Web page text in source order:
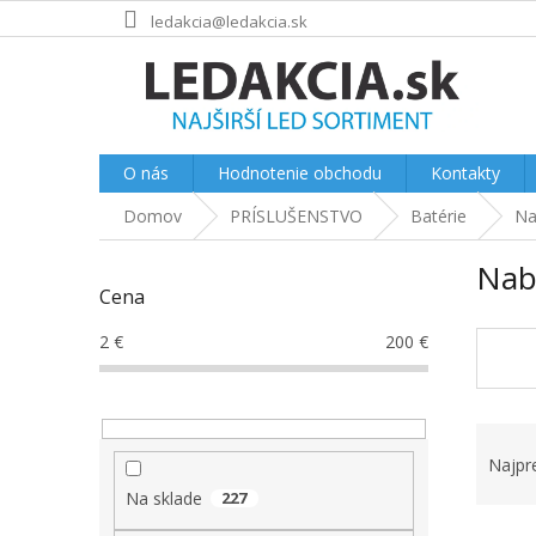
na
ledakcia@ledakcia.sk
O nás Hodnotenie obchodu Kontakty
Domov
PRÍSLUŠENSTVO Batérie
č
n
ý
n
Cena
2 € 200 €
Na sklade 227